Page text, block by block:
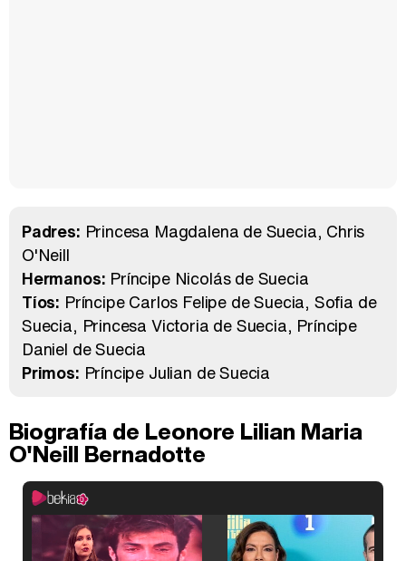
Padres: Princesa Magdalena de Suecia Chris
O'Neill
Hermanos: Príncipe Nicolás de Suecia
Tíos: Príncipe Carlos Felipe de Suecia Sofia de
Suecia Princesa Victoria de Suecia Príncipe
Daniel de Suecia
Primos: Príncipe Julian de Suecia
Biografía de Leonore Lilian Maria
O'Neill Bernadotte